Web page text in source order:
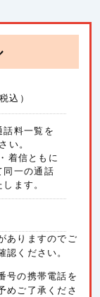
込）
話料一覧を
い。
着信ともに
同一の通話
ます。
ありますのでご
認ください。
号の携帯電話を
めご了承くださ